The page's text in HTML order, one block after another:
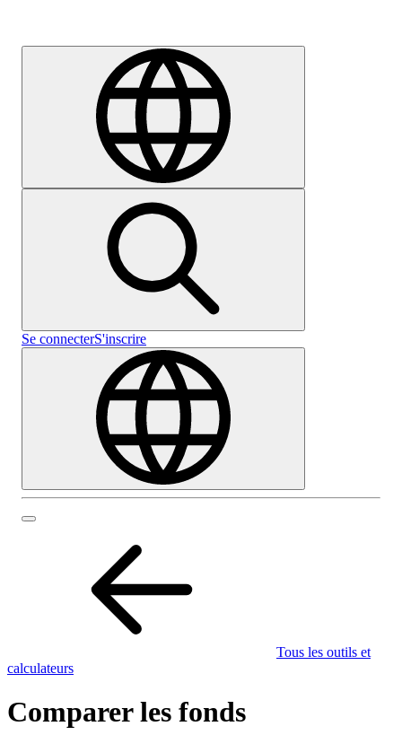
Se connecterS'inscrire
Tous les outils et
calculateurs
Comparer les fonds